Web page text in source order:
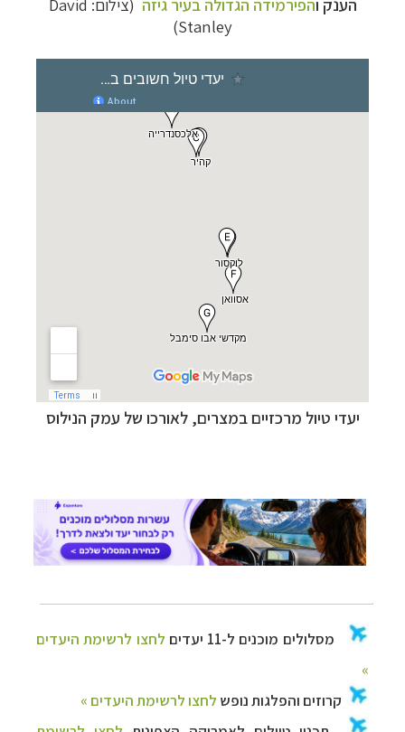
הענק והפירמידה הגדולה בעיר גיזה (צילום: David
Stanley)
יעדי טיול מרכזיים במצרים, לאורכו של עמק הנילוס
מסלולים מוכנים ל-11 יעדים לחצו לרשימת היעדים
קרוזים והפלגות נופשלחצו לרשימת היעדים »
טיולים לאמריקה הצפונית